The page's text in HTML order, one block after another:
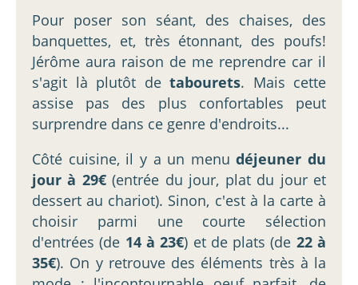
Pour poser son séant, des chaises, des
banquettes, et, très étonnant, des poufs!
Jérôme aura raison de me reprendre car il
s'agit là plutôt de tabourets. Mais cette
assise pas des plus confortables peut
surprendre dans ce genre d'endroits...
Côté cuisine, il y a un menudéjeuner du
jour à 29€(entrée du jour, plat du jour et
dessert au chariot). Sinon, c'est à la carte à
choisir parmi une courte sélection
d'entrées (de 14 à 23€) et de plats (de 22 à
35€). On y retrouve des éléments très à la